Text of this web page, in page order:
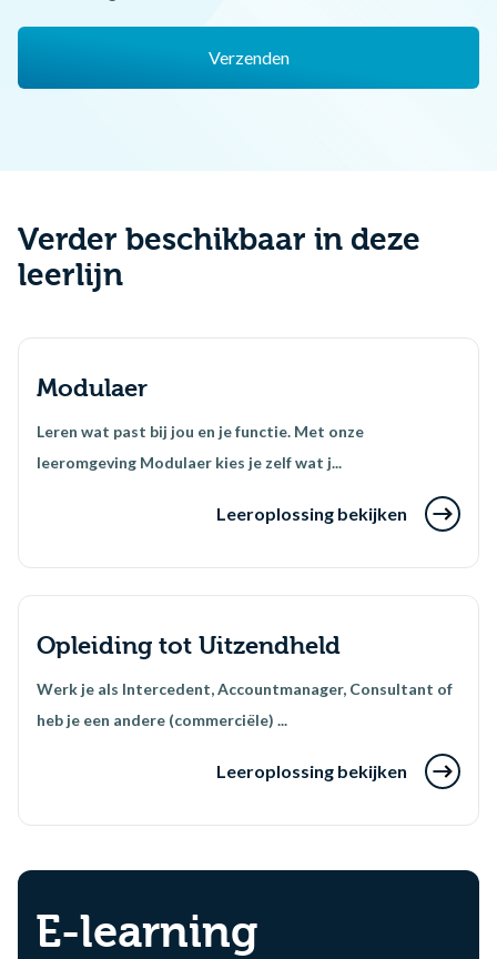
Verzenden
Verder beschikbaar in deze
leerlijn
Modulaer
Leren wat past bij jou en je functie. Met onze
leeromgeving Modulaer kies je zelf wat j...
Leeroplossing bekijken
Opleiding tot Uitzendheld
Werk je als Intercedent, Accountmanager, Consultant of
heb je een andere (commerciële) ...
Leeroplossing bekijken
E-learning